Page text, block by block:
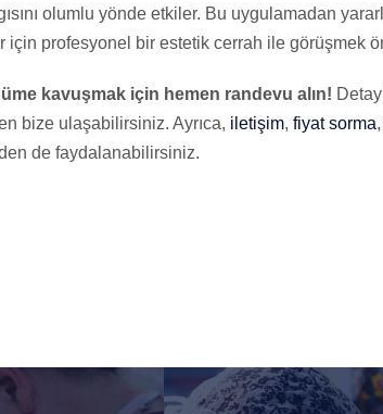
olumlu yönde etkiler. Bu uygulamadan
profesyonel bir estetik cerrah ile görüşmek
kavuşmak için hemen randevu alın!
bize ulaşabilirsiniz. Ayrıca, iletişim, fiyat sorma,
de faydalanabilirsiniz.